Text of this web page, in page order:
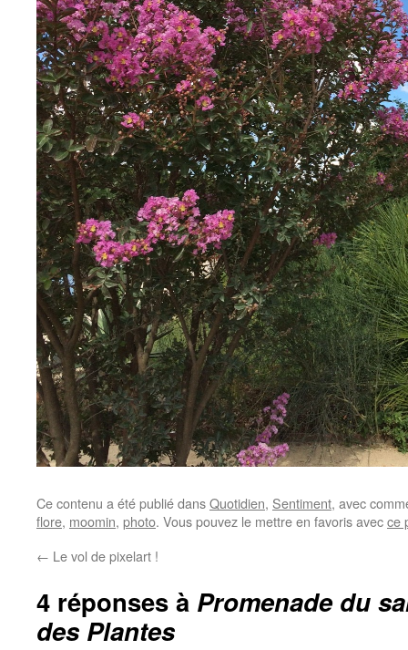
Ce contenu a été publié dansQuotidien, Sentiment, avec
flore, moomin, photo. Vous pouvez le mettre en favoris avecce
← Le vol de pixelart !
4 réponses à Promenade du
des Plantes